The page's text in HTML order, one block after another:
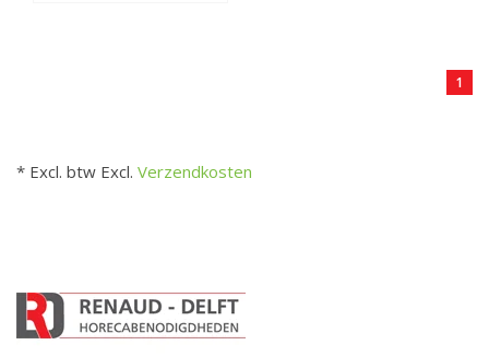
1
* Excl. btw Excl. Verzendkosten